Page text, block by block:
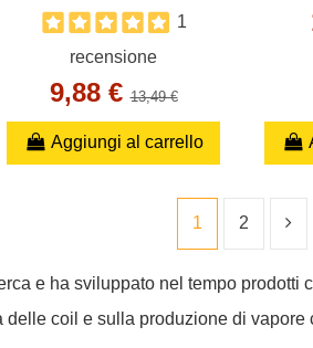
1
recensione
9,88 €13,49 €
Aggiungi al carrello
1 2
e ha sviluppato nel tempo
coil e sulla produzione di vapore